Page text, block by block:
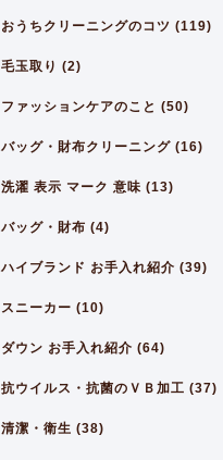
おうちクリーニングのコツ (119)
毛玉取り (2)
ファッションケアのこと (50)
バッグ・財布クリーニング (16)
洗濯 表示 マーク 意味 (13)
バッグ・財布 (4)
ハイブランド お手入れ紹介 (39)
スニーカー (10)
ダウン お手入れ紹介 (64)
抗ウイルス・抗菌のＶＢ加工 (37)
清潔・衛生 (38)